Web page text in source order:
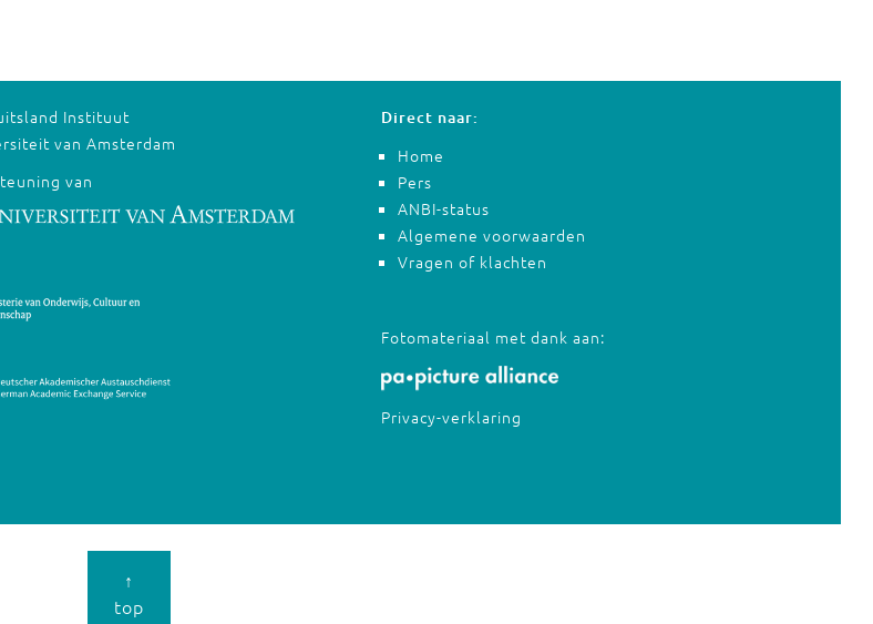
Instituut
van Amsterdam
van
Direct naar:
Home
Pers
ANBI-status
Algemene voorwaarden
Vragen of klachten
Fotomateriaal met dank aan:
Privacy-verklaring
↑
top